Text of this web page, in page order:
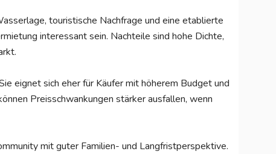
touristische Nachfrage und eine etablierte
interessant sein. Nachteile sind hohe Dichte,
eignet sich eher für Käufer mit höherem Budget und
Preisschwankungen stärker ausfallen, wenn
mit guter Familien- und Langfristperspektive.